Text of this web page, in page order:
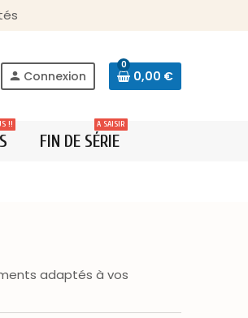
person Connexion
0
0,00 €
!!
FIN DE SÉRIE
A SAISIR
adaptés à vos